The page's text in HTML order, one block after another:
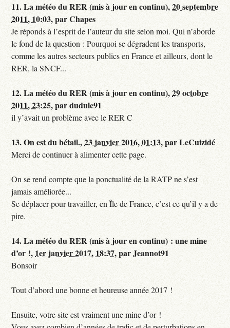
11.La météo du RER (mis à jour en continu),20 septembre
2011, 10:03,parChapes
Je réponds à l’esprit de l’auteur du site selon moi. Qui n’aborde
le fond de la question : Pourquoi se dégradent les transports,
comme les autres secteurs publics en France et ailleurs, dont le
RER, la SNCF...
12.La météo du RER (mis à jour en continu),29 octobre
2011, 23:25,pardudule91
il y’avait un problème avec le RER C
13.On est du bétail.,23 janvier 2016, 01:13,parLeCuizidé
Merci de continuer à alimenter cette page.
On se rend compte que la ponctualité de la RATP ne s’est
jamais améliorée...
Se déplacer pour travailler, en Île de France, c’est ce qu’il y a de
pire.
14.La météo du RER (mis à jour en continu) : une mine
d’or !, 1er janvier 2017, 18:37,parJeannot91
Bonsoir
Tout d’abord une bonne et heureuse année 2017 !
Ensuite, votre site est vraiment une mine d’or !